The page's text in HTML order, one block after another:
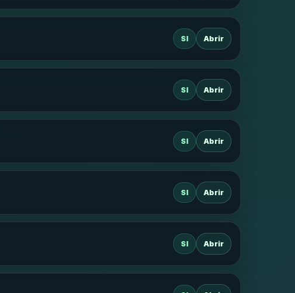
SI Abrir
SI Abrir
SI Abrir
SI Abrir
SI Abrir